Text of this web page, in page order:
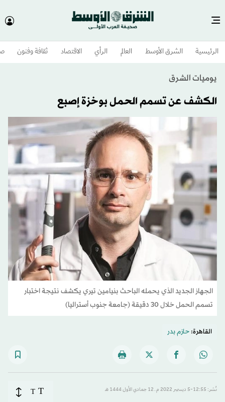
الرئيسية الشرق الأوسط​ العالم الرأي الاقتصاد ثقافة وفنون
يوميات الشرق
الكشف عن تسمم الحمل بوخزة إصبع
الجهاز الجديد الذي يحمله الباحث بنيامين تيري يكشف نتيجة اختبار
تسمم الحمل خلال 30 دقيقة (جامعة جنوب أستراليا)
القاهرة:حازم بدر
نُشر: 12:55-5 ديسمبر 2022 م ـ 12 جمادي الأول 1444 هـ T
T